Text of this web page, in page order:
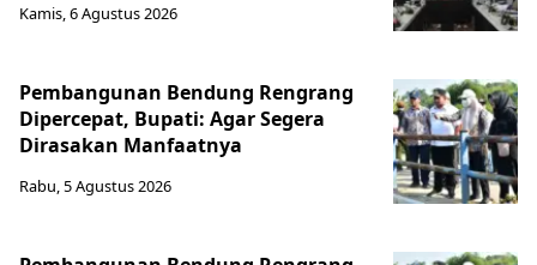
Kamis, 6 Agustus 2026
Pembangunan Bendung Rengrang
Dipercepat, Bupati: Agar Segera
Dirasakan Manfaatnya
Rabu, 5 Agustus 2026